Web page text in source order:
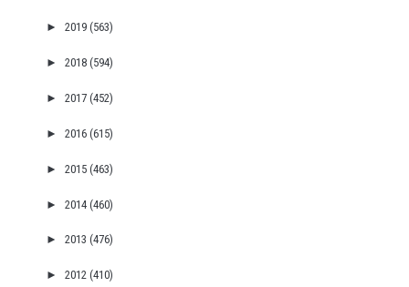
► 2019 (563)
► 2018 (594)
► 2017 (452)
► 2016 (615)
► 2015 (463)
► 2014 (460)
► 2013 (476)
► 2012 (410)